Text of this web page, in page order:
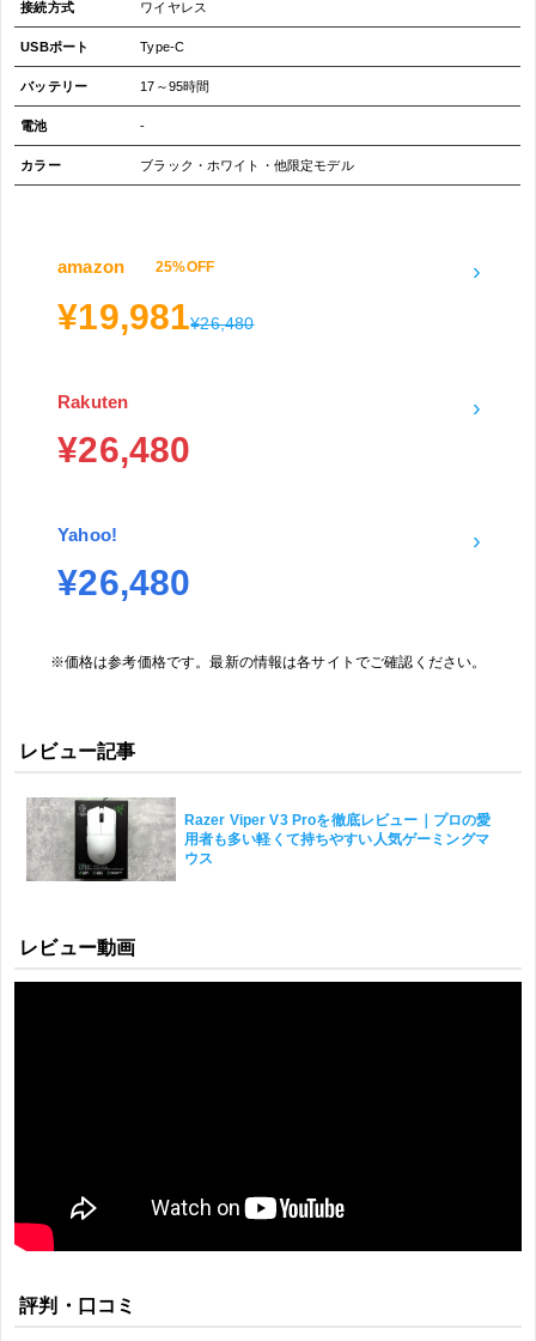
接続方式 ワイヤレス
USBポート Type-C
バッテリー 17～95時間
電池 -
カラー ブラック・ホワイト・他限定モデル
amazon 25%OFF
¥19,981¥26,480
›
Rakuten
¥26,480
›
Yahoo!
¥26,480
›
※価格は参考価格です。最新の情報は各サイトでご確認ください。
レビュー記事
Razer Viper V3 Proを徹底レビュー｜プロの愛
用者も多い軽くて持ちやすい人気ゲーミングマ
ウス
レビュー動画
評判・口コミ